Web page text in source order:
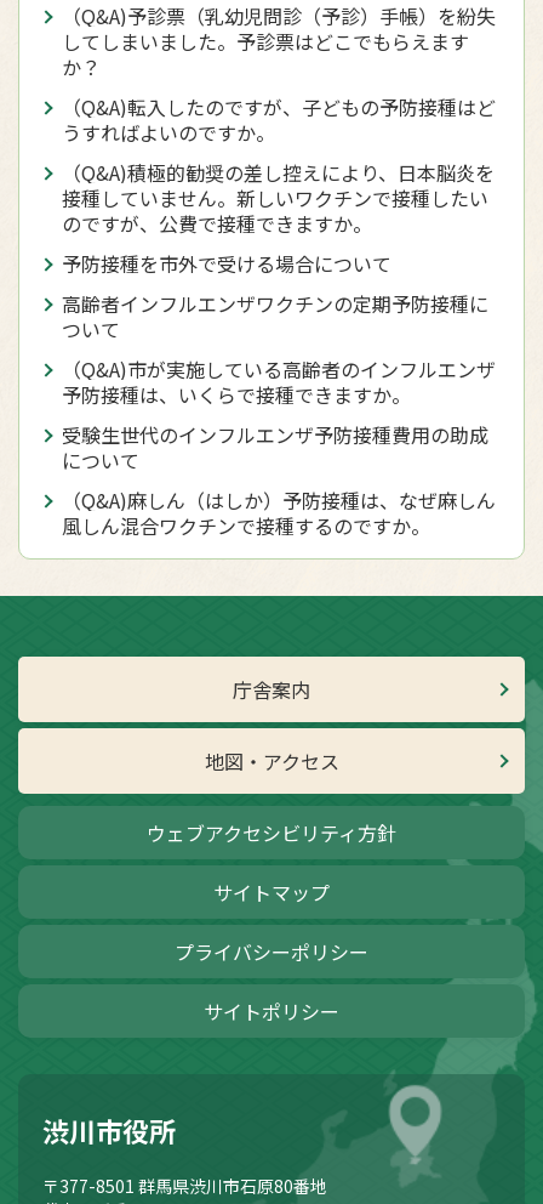
（Q&A)予診票（乳幼児問診（予診）手帳）を紛失
してしまいました。予診票はどこでもらえます
か？
（Q&A)転入したのですが、子どもの予防接種はど
うすればよいのですか。
（Q&A)積極的勧奨の差し控えにより、日本脳炎を
接種していません。新しいワクチンで接種したい
のですが、公費で接種できますか。
予防接種を市外で受ける場合について
高齢者インフルエンザワクチンの定期予防接種に
ついて
（Q&A)市が実施している高齢者のインフルエンザ
予防接種は、いくらで接種できますか。
受験生世代のインフルエンザ予防接種費用の助成
について
（Q&A)麻しん（はしか）予防接種は、なぜ麻しん
風しん混合ワクチンで接種するのですか。
庁舎案内
地図・アクセス
ウェブアクセシビリティ方針
サイトマップ
プライバシーポリシー
サイトポリシー
渋川市役所
〒377-8501 群馬県渋川市石原80番地